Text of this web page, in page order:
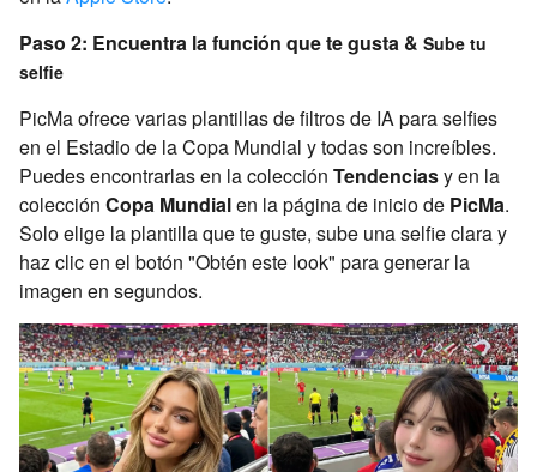
Paso 2: Encuentra la función que te gusta & Sube tu
selfie
PicMa ofrece varias plantillas de filtros de IA para selfies
en el Estadio de la Copa Mundial y todas son increíbles.
Puedes encontrarlas en la colección Tendenciasy en la
colección Copa Mundialen la página de inicio de PicMa.
Solo elige la plantilla que te guste, sube una selfie clara y
haz clic en el botón "Obtén este look" para generar la
imagen en segundos.